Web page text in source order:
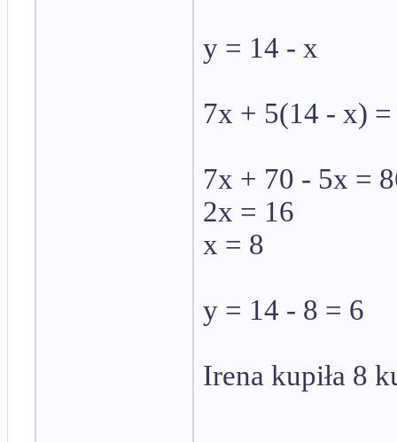
y = 14 - x
7x + 5(14 - x)
7x + 70 - 5x =
2x = 16
x = 8
y = 14 - 8 = 6
Irena kupiła 8